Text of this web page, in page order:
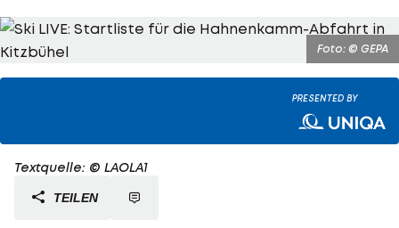
Foto: © GEPA
PRESENTED BY
Textquelle: © LAOLA1
TEILEN